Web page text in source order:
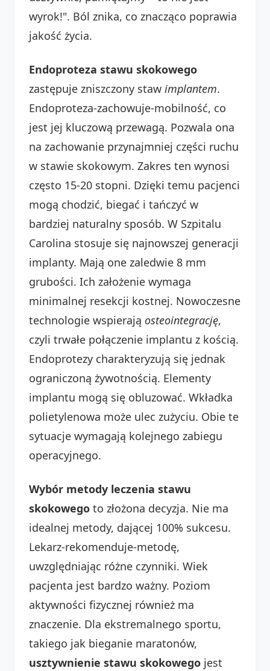
wyrok!". Ból znika, co znacząco poprawia
jakość życia.
Endoproteza stawu skokowego
zastępuje zniszczony staw implantem.
Endoproteza-zachowuje-mobilność, co
jest jej kluczową przewagą. Pozwala ona
na zachowanie przynajmniej części ruchu
w stawie skokowym. Zakres ten wynosi
często 15-20 stopni. Dzięki temu pacjenci
mogą chodzić, biegać i tańczyć w
bardziej naturalny sposób. W Szpitalu
Carolina stosuje się najnowszej generacji
implanty. Mają one zaledwie 8 mm
grubości. Ich założenie wymaga
minimalnej resekcji kostnej. Nowoczesne
technologie wspierają osteointegrację,
czyli trwałe połączenie implantu z kością.
Endoprotezy charakteryzują się jednak
ograniczoną żywotnością. Elementy
implantu mogą się obluzować. Wkładka
polietylenowa może ulec zużyciu. Obie te
sytuacje wymagają kolejnego zabiegu
operacyjnego.
Wybór metody leczenia stawu
skokowego to złożona decyzja. Nie ma
idealnej metody, dającej 100% sukcesu.
Lekarz-rekomenduje-metodę,
uwzględniając różne czynniki. Wiek
pacjenta jest bardzo ważny. Poziom
aktywności fizycznej również ma
znaczenie. Dla ekstremalnego sportu,
takiego jak bieganie maratonów,
usztywnienie stawu skokowego jest